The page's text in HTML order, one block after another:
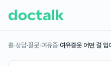
홈›상담·질문›여유증›여유증옷 어떤 걸